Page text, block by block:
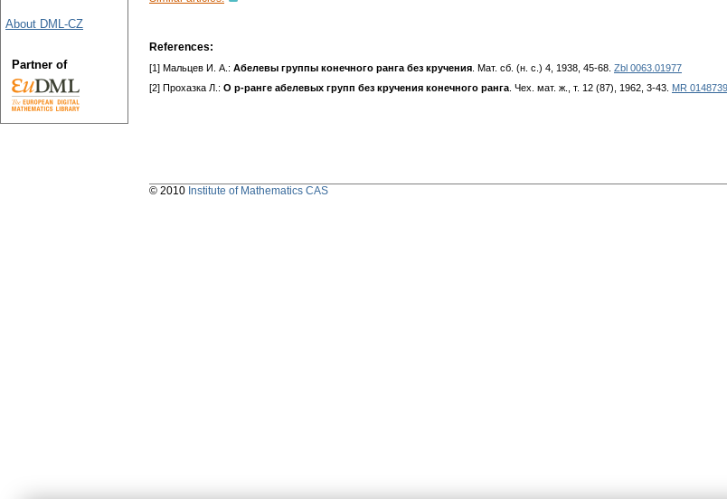
References:
[1] Мальцев И. А.: Абелевы группы конечного ранга без кручения . Мат. сб. (н. с.) 4, 1938, 45-68. Zbl 0063.01977
[2] Прохазка Л.: О р-ранге абелевых групп без кручения конечного ранга . Чех. мат. ж., т. 12 (87), 1962, 3-43. MR 0148739
About DML-CZ
Partner of
© 2010 Institute of Mathematics CAS